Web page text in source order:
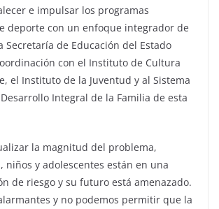
e impulsar los programas
deporte con un enfoque integrador de
Secretaría de Educación del Estado
con el Instituto de Cultura
el Instituto de la Juventud y al Sistema
Integral de la Familia de esta
la magnitud del problema,
niños y adolescentes están en una
de riesgo y su futuro está amenazado.
y no podemos permitir que la